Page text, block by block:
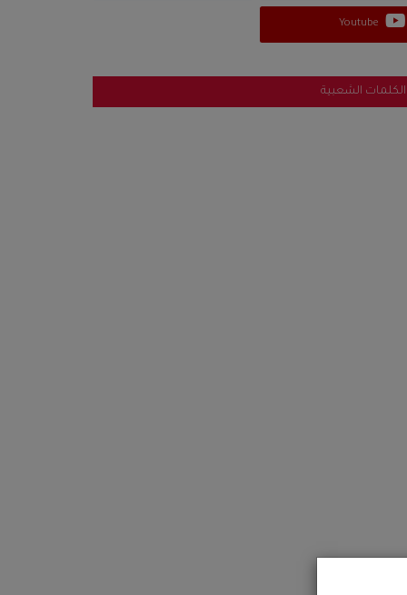
Youtube
الكلمات الشعبية